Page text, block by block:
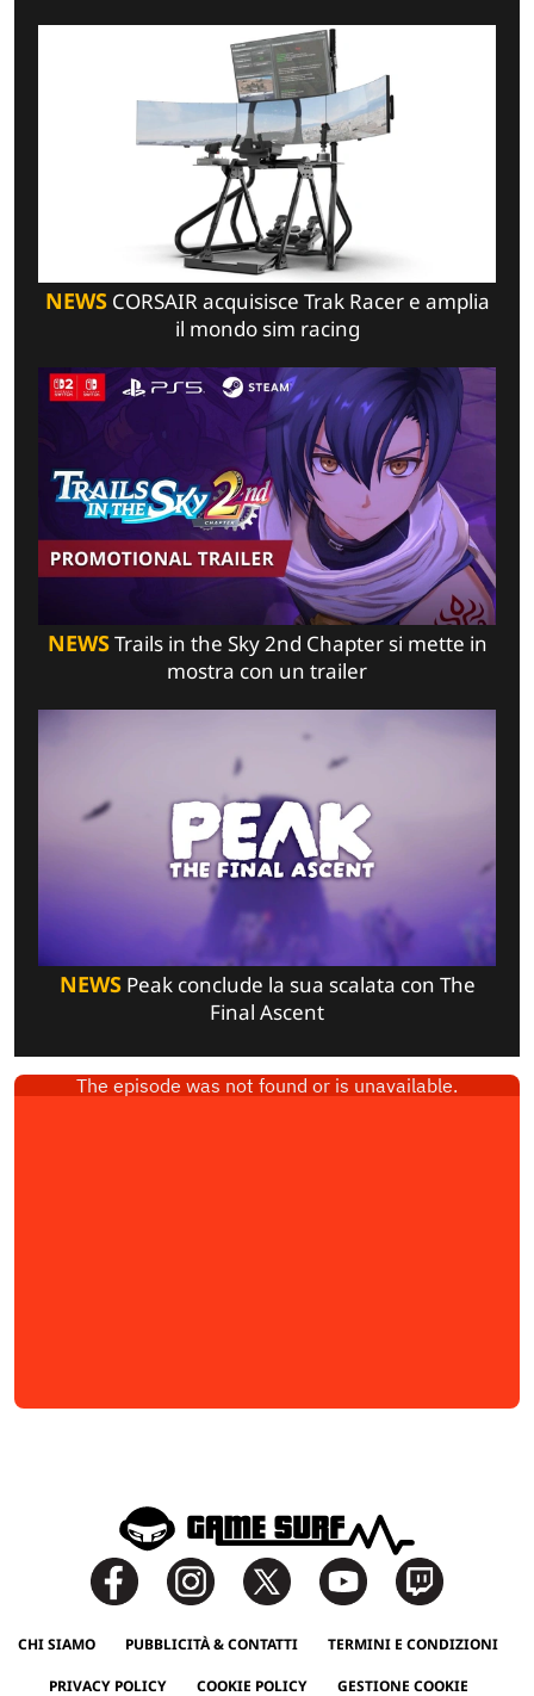
NEWSCORSAIR acquisisce Trak Racer e amplia
il mondo sim racing
NEWSTrails in the Sky 2nd Chapter si mette in
mostra con un trailer
NEWSPeak conclude la sua scalata con The
Final Ascent
CHI SIAMO PUBBLICITÀ & CONTATTI TERMINI E CONDIZIONI
PRIVACY POLICY COOKIE POLICY GESTIONE COOKIE